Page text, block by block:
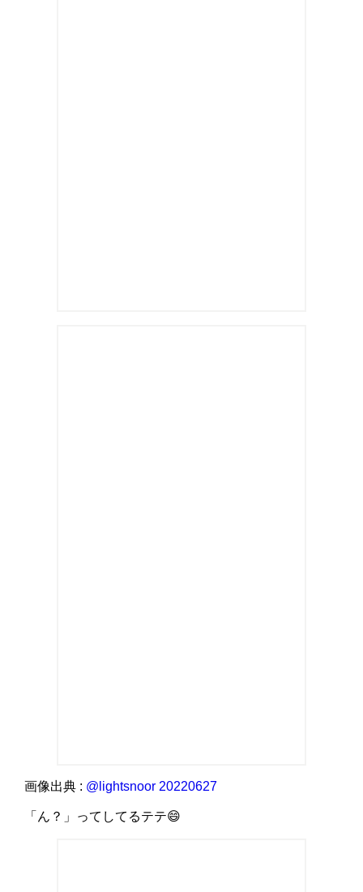
画像出典 : @lightsnoor 20220627
「ん？」ってしてるテテ😄